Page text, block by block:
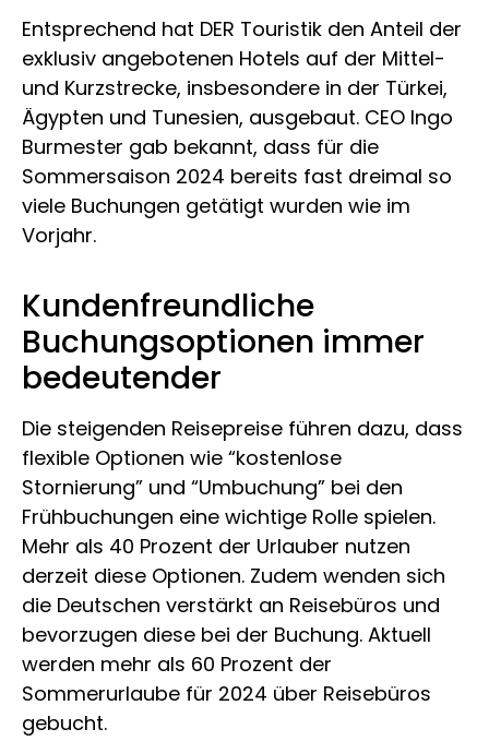
Entsprechend hat DER Touristik den Anteil der
exklusiv angebotenen Hotels auf der Mittel-
und Kurzstrecke, insbesondere in der Türkei,
Ägypten und Tunesien, ausgebaut. CEO Ingo
Burmester gab bekannt, dass für die
Sommersaison 2024 bereits fast dreimal so
viele Buchungen getätigt wurden wie im
Vorjahr.
Kundenfreundliche
Buchungsoptionen immer
bedeutender
Die steigenden Reisepreise führen dazu, dass
flexible Optionen wie “kostenlose
Stornierung” und “Umbuchung” bei den
Frühbuchungen eine wichtige Rolle spielen.
Mehr als 40 Prozent der Urlauber nutzen
derzeit diese Optionen. Zudem wenden sich
die Deutschen verstärkt an Reisebüros und
bevorzugen diese bei der Buchung. Aktuell
werden mehr als 60 Prozent der
Sommerurlaube für 2024 über Reisebüros
gebucht.